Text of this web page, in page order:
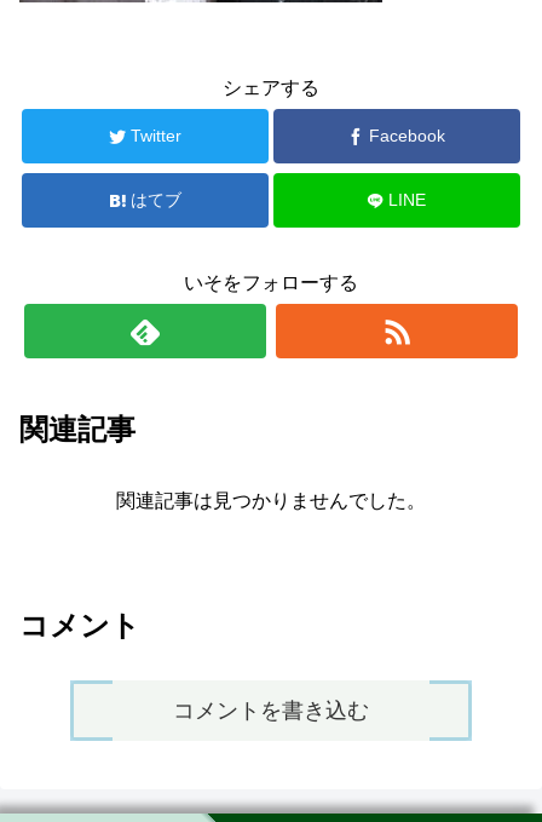
シェアする
Twitter Facebook
はてブ LINE
いそをフォローする
関連記事
関連記事は見つかりませんでした。
コメント
コメントを書き込む